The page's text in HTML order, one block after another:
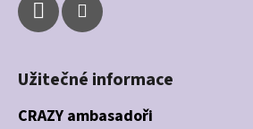
Užitečné informace
CRAZY ambasadoři